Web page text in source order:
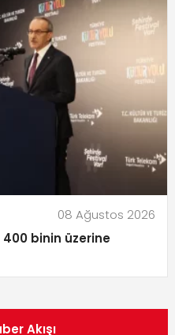
08 Ağustos 2026
400 binin üzerine
Akışı